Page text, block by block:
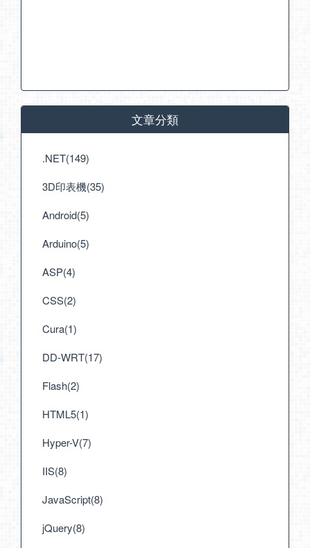
文章分類
.NET(149)
3D印表機(35)
Android(5)
Arduino(5)
ASP(4)
CSS(2)
Cura(1)
DD-WRT(17)
Flash(2)
HTML5(1)
Hyper-V(7)
IIS(8)
JavaScript(8)
jQuery(8)